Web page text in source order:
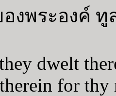
งพระองค์ ทู
dwelt
for thy